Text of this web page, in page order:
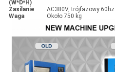
(W*D*H)
Zasilanie
AC380V, trójfazowy 60hz
Waga
Około 750 kg